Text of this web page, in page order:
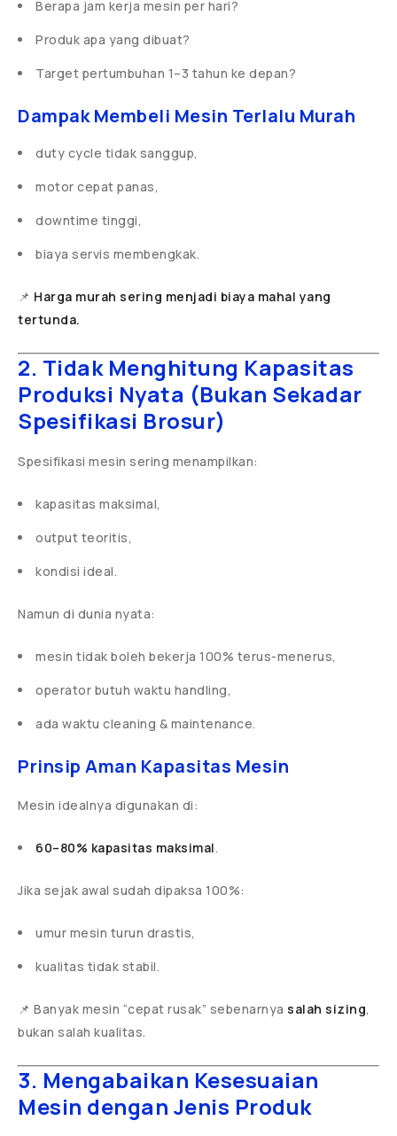
Berapa jam kerja mesin per hari?
Produk apa yang dibuat?
Target pertumbuhan 1–3 tahun ke depan?
Dampak Membeli Mesin Terlalu Murah
duty cycle tidak sanggup,
motor cepat panas,
downtime tinggi,
biaya servis membengkak.
📌 Harga murah sering menjadi biaya mahal yang
tertunda.
2. Tidak Menghitung Kapasitas
Produksi Nyata (Bukan Sekadar
Spesifikasi Brosur)
Spesifikasi mesin sering menampilkan:
kapasitas maksimal,
output teoritis,
kondisi ideal.
Namun di dunia nyata:
mesin tidak boleh bekerja 100% terus-menerus,
operator butuh waktu handling,
ada waktu cleaning & maintenance.
Prinsip Aman Kapasitas Mesin
Mesin idealnya digunakan di:
60–80% kapasitas maksimal.
Jika sejak awal sudah dipaksa 100%:
umur mesin turun drastis,
kualitas tidak stabil.
📌 Banyak mesin “cepat rusak” sebenarnya salah sizing,
bukan salah kualitas.
3. Mengabaikan Kesesuaian
Mesin dengan Jenis Produk